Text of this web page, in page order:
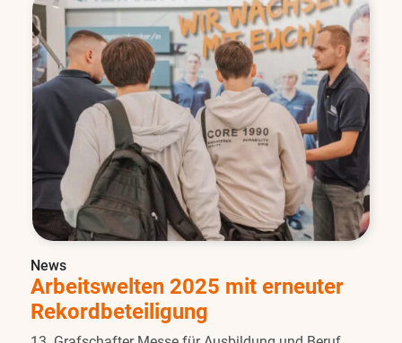
News
Arbeitswelten 2025 mit erneuter
Rekordbeteiligung